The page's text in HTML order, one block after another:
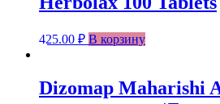
425.00 ₽ В корзину
Dizomap Maharishi